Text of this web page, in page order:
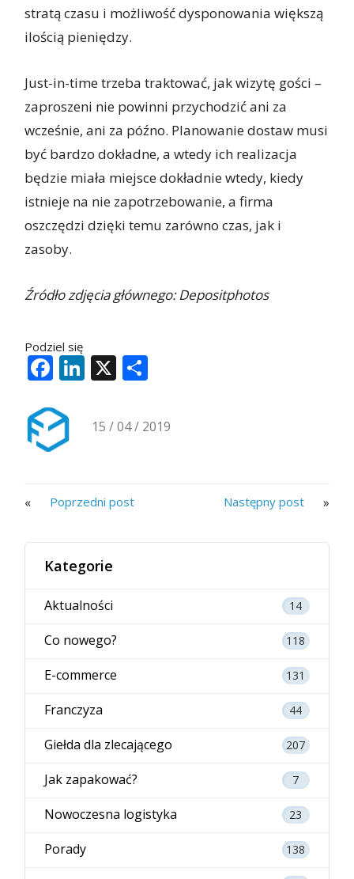
stratą czasu i możliwość dysponowania większą
ilością pieniędzy.
Just-in-time trzeba traktować, jak wizytę gości –
zaproszeni nie powinni przychodzić ani za
wcześnie, ani za późno. Planowanie dostaw musi
być bardzo dokładne, a wtedy ich realizacja
będzie miała miejsce dokładnie wtedy, kiedy
istnieje na nie zapotrzebowanie, a firma
oszczędzi dzięki temu zarówno czas, jak i
zasoby.
Źródło zdjęcia głównego: Depositphotos
Podziel się
Facebook
LinkedIn
X
15 / 04 / 2019
Poprzedni post
« Następny post »
Kategorie
Aktualności 14
Co nowego? 118
E-commerce 131
Franczyza 44
Giełda dla zlecającego 207
Jak zapakować? 7
Nowoczesna logistyka 23
Porady 138